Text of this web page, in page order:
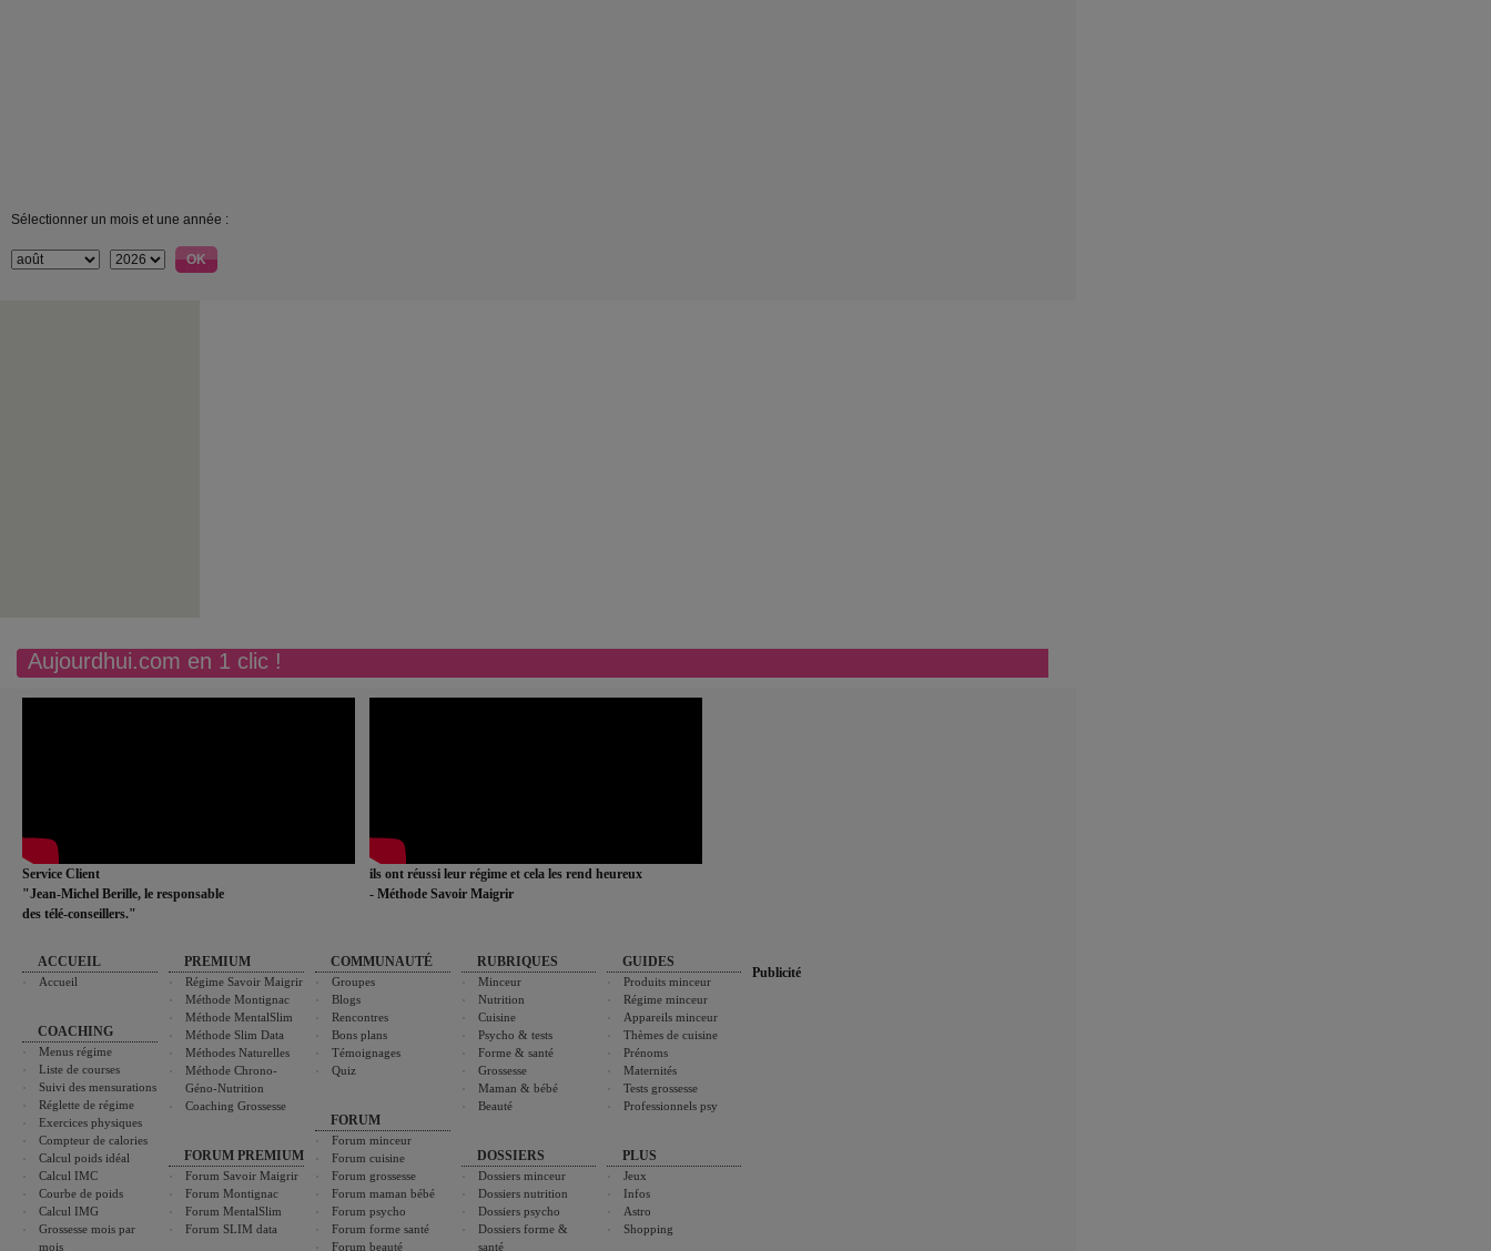
Sélectionner un mois et une année :
Aujourdhui.com en 1 clic !
Service Client
"Jean-Michel Berille, le responsable
des télé-conseillers."
ils ont réussi leur régime et cela les rend heureux
- Méthode Savoir Maigrir
ACCUEIL
Accueil
COACHING
Menus régime
Liste de courses
Suivi des mensurations
Réglette de régime
Exercices physiques
Compteur de calories
Calcul poids idéal
Calcul IMC
Courbe de poids
Calcul IMG
Grossesse mois par
mois
PREMIUM
Régime Savoir Maigrir
Méthode Montignac
Méthode MentalSlim
Méthode Slim Data
Méthodes Naturelles
Méthode Chrono-
Géno-Nutrition
Coaching Grossesse
FORUM PREMIUM
Forum Savoir Maigrir
Forum Montignac
Forum MentalSlim
Forum SLIM data
COMMUNAUTÉ
Groupes
Blogs
Rencontres
Bons plans
Témoignages
Quiz
FORUM
Forum minceur
Forum cuisine
Forum grossesse
Forum maman bébé
Forum psycho
Forum forme santé
Forum beauté
RUBRIQUES
Minceur
Nutrition
Cuisine
Psycho & tests
Forme & santé
Grossesse
Maman & bébé
Beauté
DOSSIERS
Dossiers minceur
Dossiers nutrition
Dossiers psycho
Dossiers forme &
santé
GUIDES
Produits minceur
Régime minceur
Appareils minceur
Thèmes de cuisine
Prénoms
Maternités
Tests grossesse
Professionnels psy
PLUS
Jeux
Infos
Astro
Shopping
Publicité